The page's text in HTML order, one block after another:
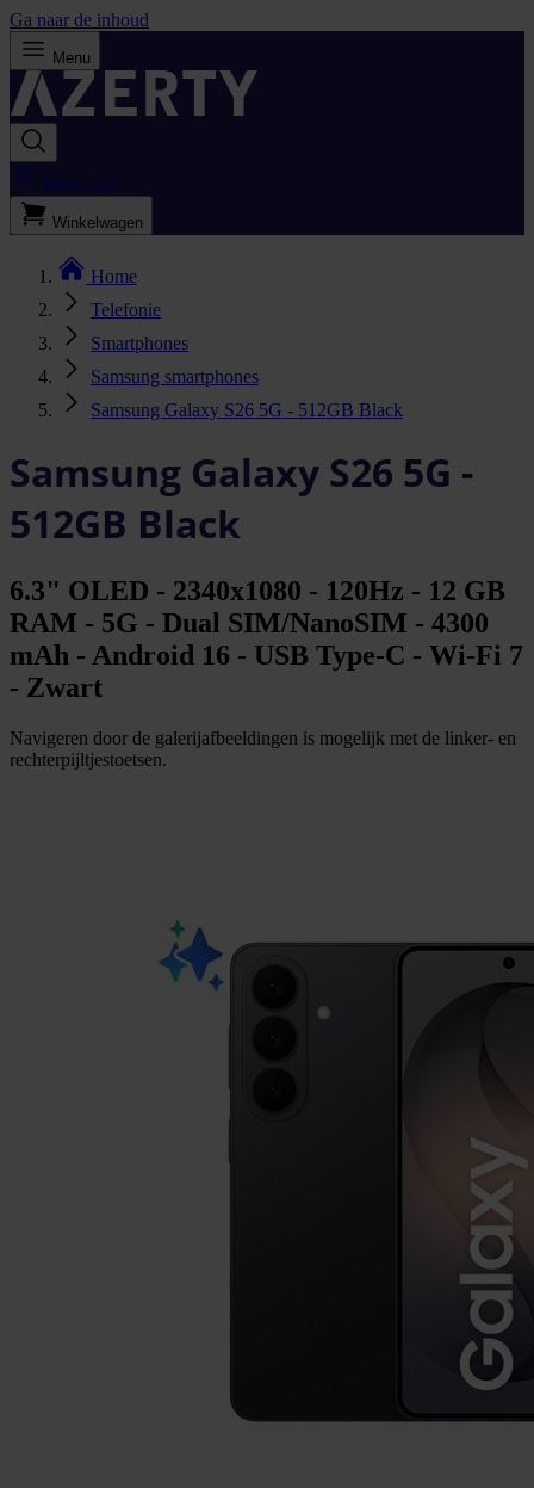
Ga naar de inhoud
Menu
Bestellijst
Winkelwagen
Home
Telefonie
Smartphones
Samsung smartphones
Samsung Galaxy S26 5G - 512GB Black
Samsung Galaxy S26 5G -
512GB Black
6.3" OLED - 2340x1080 - 120Hz - 12 GB
RAM - 5G - Dual SIM/NanoSIM - 4300
mAh - Android 16 - USB Type-C - Wi-Fi 7
- Zwart
Navigeren door de galerijafbeeldingen is mogelijk met de linker- en
rechterpijltjestoetsen.